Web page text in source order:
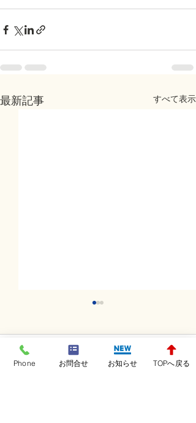
最新記事 すべて表示
コメント
Phone お問合せ お知らせ TOPへ戻る